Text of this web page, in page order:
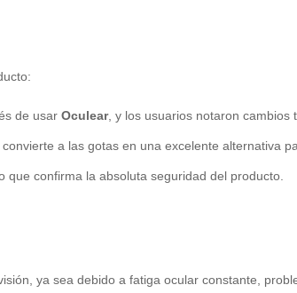
de usar Oculear, y los usuarios notaron cambios
a las gotas en una excelente alternativa
que confirma la absoluta seguridad del producto.
ya sea debido a fatiga ocular constante,